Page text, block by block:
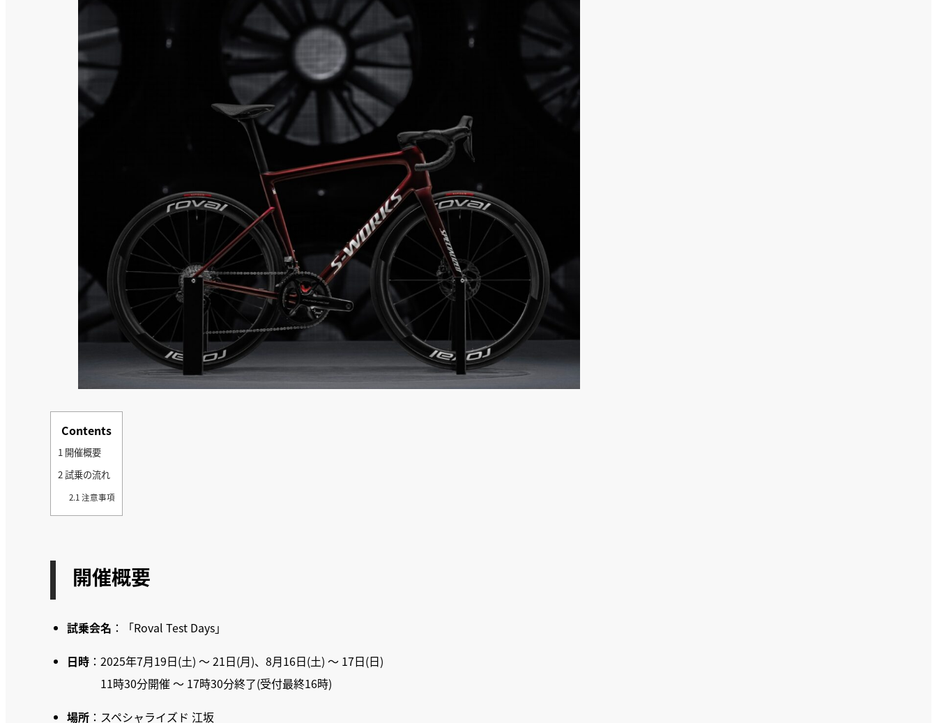
Contents
1 開催概要
2試乗の流れ
2.1 注意事項
開催概要
試乗会名 ：「Roval Test Days」
日時 ：2025年7月19日(土) ～ 21日(月)、8月16日(土) 〜 17日(日)
11時30分開催 〜 17時30分終了(受付最終16時)
場所 ：スペシャライズド 江坂